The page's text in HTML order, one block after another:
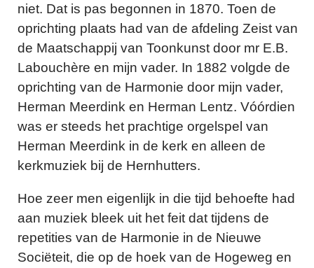
niet. Dat is pas begonnen in 1870. Toen de
oprichting plaats had van de afdeling Zeist van
de Maatschappij van Toonkunst door mr E.B.
Labouchère en mijn vader. In 1882 volgde de
oprichting van de Harmonie door mijn vader,
Herman Meerdink en Herman Lentz. Vóórdien
was er steeds het prachtige orgelspel van
Herman Meerdink in de kerk en alleen de
kerkmuziek bij de Hernhutters.
Hoe zeer men eigenlijk in die tijd behoefte had
aan muziek bleek uit het feit dat tijdens de
repetities van de Harmonie in de Nieuwe
Sociëteit, die op de hoek van de Hogeweg en